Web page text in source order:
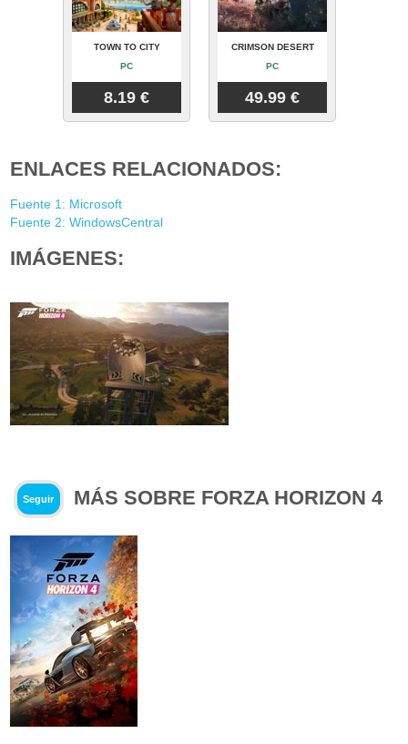
TOWN TO CITY
PC
8.19 €
CRIMSON DESERT
PC
49.99 €
ENLACES RELACIONADOS:
Fuente 1: Microsoft
Fuente 2: WindowsCentral
IMÁGENES:
Seguir MÁS SOBRE FORZA HORIZON 4